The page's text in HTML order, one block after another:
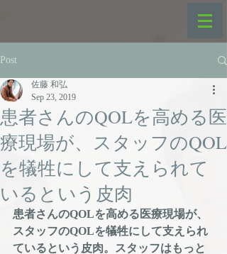
Post
患者さんのQOLを高める医
療現場が、スタッフのQOL
を犠牲にして支えられて
いるという皮肉
佐藤 和弘
Sep 23, 2019
患者さんのQOLを高める医療現場が、
スタッフのQOLを犠牲にして支えられ
ているという皮肉。スタッフはもっと